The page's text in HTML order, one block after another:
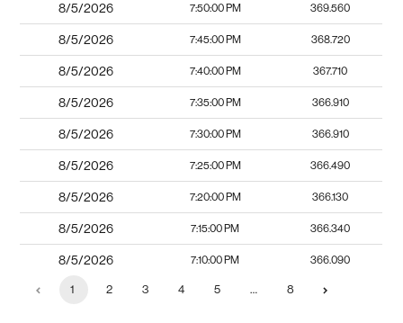
8/5/2026 7:50:00 PM 369.560
8/5/2026 7:45:00 PM 368.720
8/5/2026 7:40:00 PM 367.710
8/5/2026 7:35:00 PM 366.910
8/5/2026 7:30:00 PM 366.910
8/5/2026 7:25:00 PM 366.490
8/5/2026 7:20:00 PM 366.130
8/5/2026 7:15:00 PM 366.340
8/5/2026 7:10:00 PM 366.090
1 2 3 4 5 … 8